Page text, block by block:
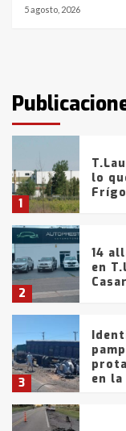
5 agosto, 2026
con
1
lo
2
14
en
3
en la